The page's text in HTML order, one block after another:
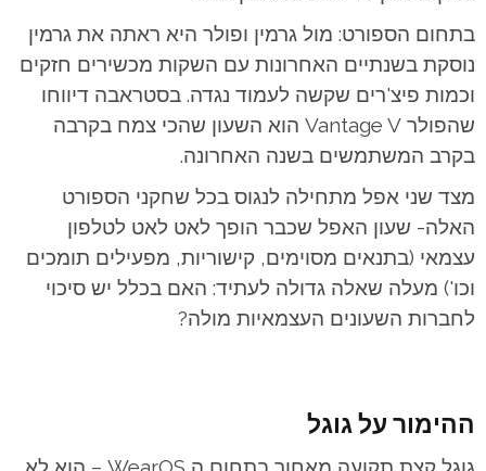
בתחום הספורט: מול גרמין ופולר היא ראתה את גרמין
נוסקת בשנתיים האחרונות עם השקות מכשירים חזקים
וכמות פיצ'רים שקשה לעמוד נגדה. בסטראבה דיווחו
שהפולר Vantage V הוא השעון שהכי צמח בקרבה
בקרב המשתמשים בשנה האחרונה.
מצד שני אפל מתחילה לנגוס בכל שחקני הספורט
האלה- שעון האפל שכבר הופך לאט לאט לטלפון
עצמאי (בתנאים מסוימים, קישוריות, מפעילים תומכים
וכו') מעלה שאלה גדולה לעתיד: האם בכלל יש סיכוי
לחברות השעונים העצמאיות מולה?
ההימור על גוגל